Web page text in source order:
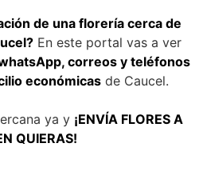
de una florería cerca de
En este portal vas a ver
correos y teléfonos
económicasde Caucel.
ya y ¡ENVÍA FLORES A
QUIERAS!